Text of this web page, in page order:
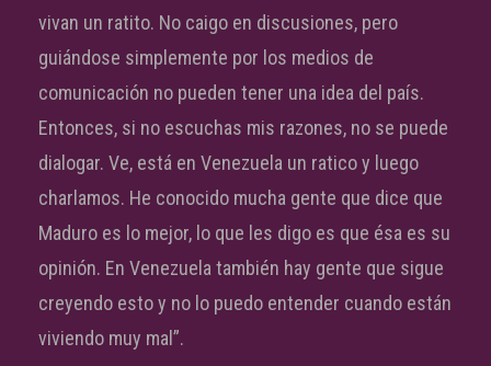
vivan un ratito. No caigo en discusiones, pero
guiándose simplemente por los medios de
comunicación no pueden tener una idea del país.
Entonces, si no escuchas mis razones, no se puede
dialogar. Ve, está en Venezuela un ratico y luego
charlamos. He conocido mucha gente que dice que
Maduro es lo mejor, lo que les digo es que ésa es su
opinión. En Venezuela también hay gente que sigue
creyendo esto y no lo puedo entender cuando están
viviendo muy mal”.